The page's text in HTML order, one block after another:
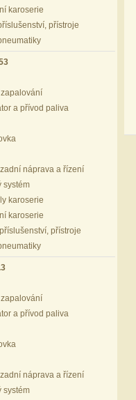
karoserie
přístroje
a přívod paliva
náprava a řízení
systém
karoserie
karoserie
přístroje
a přívod paliva
náprava a řízení
systém